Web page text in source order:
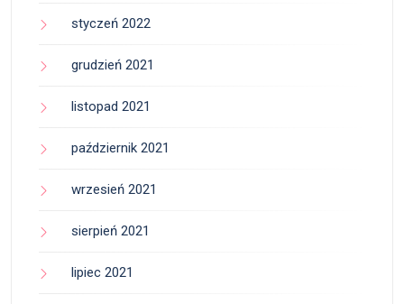
styczeń 2022
grudzień 2021
listopad 2021
październik 2021
wrzesień 2021
sierpień 2021
lipiec 2021